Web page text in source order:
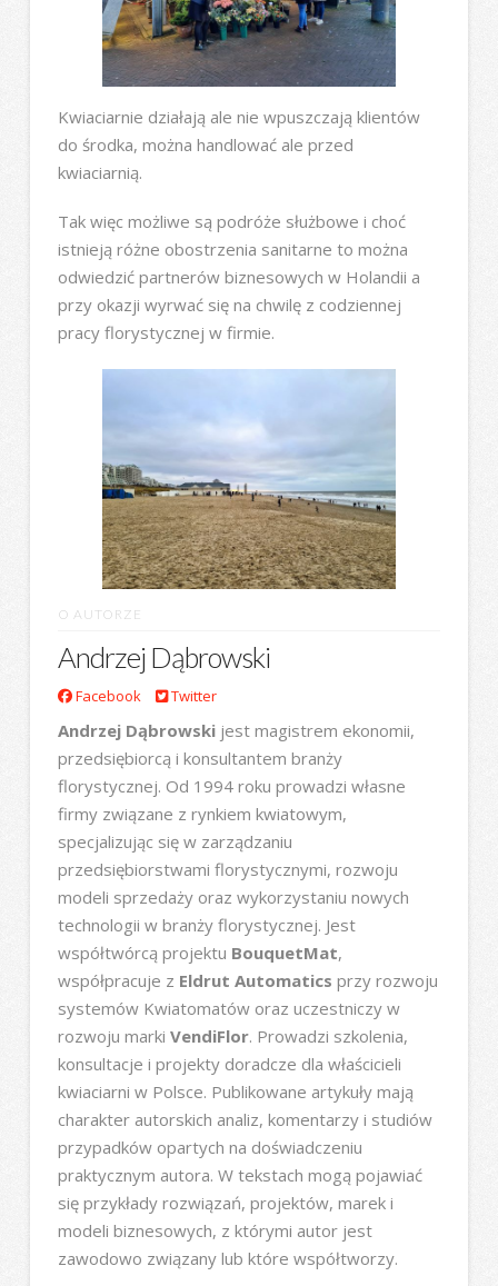
Kwiaciarnie działają ale nie wpuszczają klientów
do środka, można handlować ale przed
kwiaciarnią.
Tak więc możliwe są podróże służbowe i choć
istnieją różne obostrzenia sanitarne to można
odwiedzić partnerów biznesowych w Holandii a
przy okazji wyrwać się na chwilę z codziennej
pracy florystycznej w firmie.
O AUTORZE
Andrzej Dąbrowski
Facebook Twitter
Andrzej Dąbrowskijest magistrem ekonomii,
przedsiębiorcą i konsultantem branży
florystycznej. Od 1994 roku prowadzi własne
firmy związane z rynkiem kwiatowym,
specjalizując się w zarządzaniu
przedsiębiorstwami florystycznymi, rozwoju
modeli sprzedaży oraz wykorzystaniu nowych
technologii w branży florystycznej. Jest
współtwórcą projektu BouquetMat,
współpracuje z Eldrut Automatics przy rozwoju
systemów Kwiatomatów oraz uczestniczy w
rozwoju marki VendiFlor. Prowadzi szkolenia,
konsultacje i projekty doradcze dla właścicieli
kwiaciarni w Polsce. Publikowane artykuły mają
charakter autorskich analiz, komentarzy i studiów
przypadków opartych na doświadczeniu
praktycznym autora. W tekstach mogą pojawiać
się przykłady rozwiązań, projektów, marek i
modeli biznesowych, z którymi autor jest
zawodowo związany lub które współtworzy.